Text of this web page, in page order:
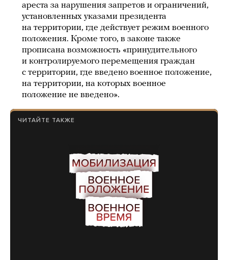
ареста за нарушения запретов и ограничений,
установленных указами президента
на территории, где действует режим военного
положения. Кроме того, в законе также
прописана возможность «принудительного
и контролируемого перемещения граждан
с территории, где введено военное положение,
на территории, на которых военное
положение не введено».
ЧИТАЙТЕ ТАКЖЕ